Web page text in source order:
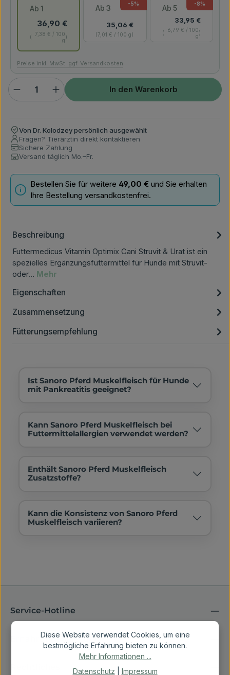
Ab 1
36,90 €
7,38 € / 100
g
Ab 3 -5%
35,06 €
7,01 € / 100 g
Ab 5 -8%
33,95 €
6,79 € / 100
g
Preise inkl. MwSt. ggf. Versandkosten
Produkt Anzahl: Gib den gewünschten Wert ein
In den Warenkorb
Von Dr. Kolodzey persönlich ausgewählt
Fragen? Tierärztin direkt kontaktieren
Sichere Zahlung
Versand täglich Mo.–Fr.
Bestellen Sie für weitere 49,00 € und Sie erhalten
Ihre Bestellung versandkostenfrei.
Beschreibung
Futtermedicus Vitamin Optimix Cani Struvit & Urat ist ein
spezielles Ergänzungsfuttermittel für Hunde mit Struvit-
oder… Mehr
Eigenschaften
Zusammensetzung
Fütterungsempfehlung
Ist Sanoro Pferd Muskelfleisch für Hunde
mit Pankreatitis geeignet?
Kann Sanoro Pferd Muskelfleisch bei
Futtermittelallergien verwendet werden?
Enthält Sanoro Pferd Muskelfleisch
Zusatzstoffe?
Kann die Konsistenz von Sanoro Pferd
Muskelfleisch variieren?
Service-Hotline
Ernährungsberatung
Rechtliches
Diese Website verwendet Cookies, um eine
bestmögliche Erfahrung bieten zu können.
Mehr Informationen ...
Datenschutz
Impressum